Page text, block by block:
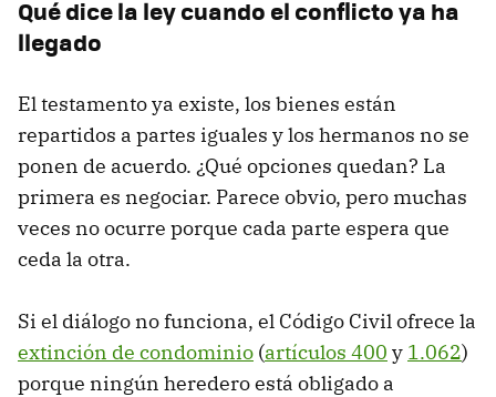
Qué dice la ley cuando el conflicto ya ha
llegado
El testamento ya existe, los bienes están
repartidos a partes iguales y los hermanos no se
ponen de acuerdo. ¿Qué opciones quedan? La
primera es negociar. Parece obvio, pero muchas
veces no ocurre porque cada parte espera que
ceda la otra.
Si el diálogo no funciona, el Código Civil ofrece la
extinción de condominio (artículos 400 y 1.062)
porque ningún heredero está obligado a